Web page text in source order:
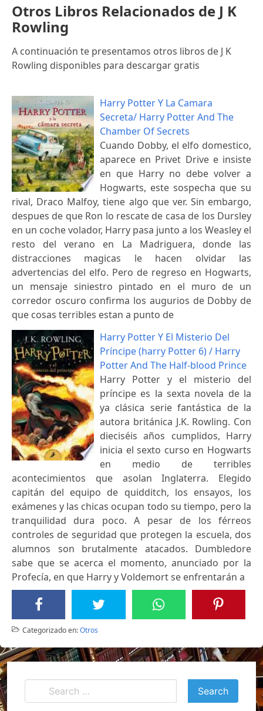
Otros Libros Relacionados de J K
Rowling
A continuación te presentamos otros libros de J K
Rowling disponibles para descargar gratis
Harry Potter Y La Camara
Secreta/ Harry Potter And The
Chamber Of Secrets
Cuando Dobby, el elfo domestico,
aparece en Privet Drive e insiste
en que Harry no debe volver a
Hogwarts, este sospecha que su
rival, Draco Malfoy, tiene algo que ver. Sin embargo,
despues de que Ron lo rescate de casa de los Dursley
en un coche volador, Harry pasa junto a los Weasley el
resto del verano en La Madriguera, donde las
distracciones magicas le hacen olvidar las
advertencias del elfo. Pero de regreso en Hogwarts,
un mensaje siniestro pintado en el muro de un
corredor oscuro confirma los augurios de Dobby de
que cosas terribles estan a punto de
Harry Potter Y El Misterio Del
Príncipe (harry Potter 6) / Harry
Potter And The Half-blood Prince
Harry Potter y el misterio del
príncipe es la sexta novela de la
ya clásica serie fantástica de la
autora británica J.K. Rowling. Con
dieciséis años cumplidos, Harry
inicia el sexto curso en Hogwarts
en medio de terribles
acontecimientos que asolan Inglaterra. Elegido
capitán del equipo de quidditch, los ensayos, los
exámenes y las chicas ocupan todo su tiempo, pero la
tranquilidad dura poco. A pesar de los férreos
controles de seguridad que protegen la escuela, dos
alumnos son brutalmente atacados. Dumbledore
sabe que se acerca el momento, anunciado por la
Profecía, en que Harry y Voldemort se enfrentarán a
Categorizado en:Otros